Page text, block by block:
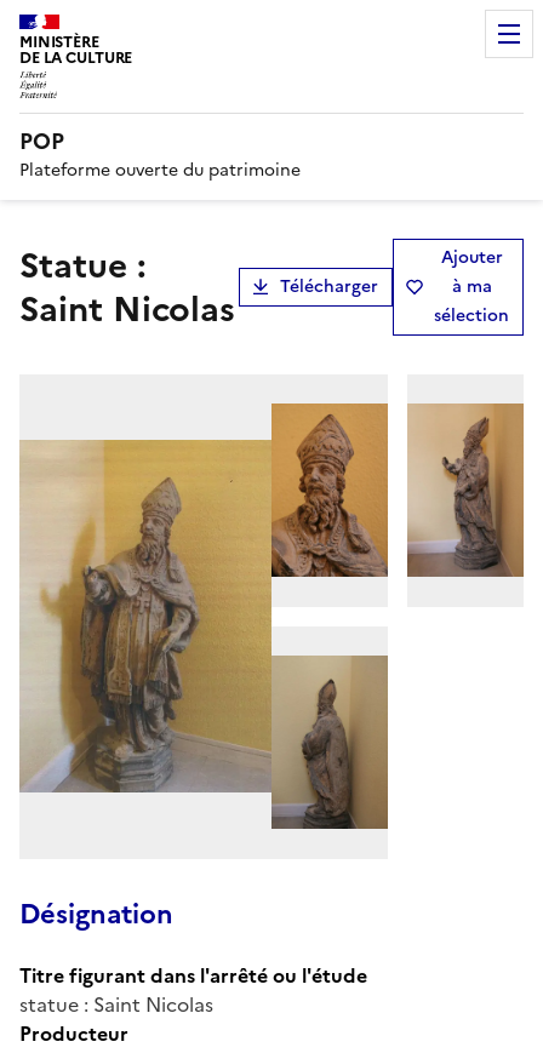
MINISTÈRE
DE LA CULTURE
POP
Plateforme ouverte du patrimoine
statue :
Saint Nicolas
Télécharger
Ajouter
à ma
sélection
Désignation
Titre figurant dans l'arrêté ou l'étude
statue : Saint Nicolas
Producteur